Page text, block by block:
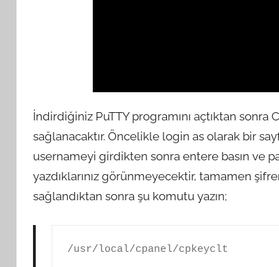
İndirdiğiniz PuTTY programını açtıktan
sağlanacaktır. Öncelikle login as olarak bir
usernameyi girdikten sonra entere basın ve
yazdıklarınız görünmeyecektir, tamamen
sağlandıktan sonra şu komutu yazın;
/usr/local/cpanel/cpkeyclt